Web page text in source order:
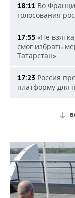
18:11 Во
голосования
17:55 «Не
смог избрать
Татарстан»
17:23 Россия
платформу для